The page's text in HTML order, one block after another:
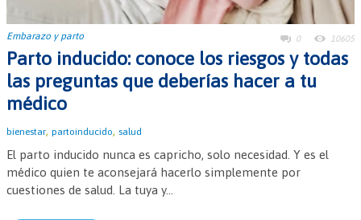
Embarazo y parto 0 10605
Parto inducido: conoce los riesgos y todas
las preguntas que deberías hacer a tu
médico
bienestar, partoinducido, salud
El parto inducido nunca es capricho, solo necesidad. Y es el
médico quien te aconsejará hacerlo simplemente por
cuestiones de salud. La tuya y...